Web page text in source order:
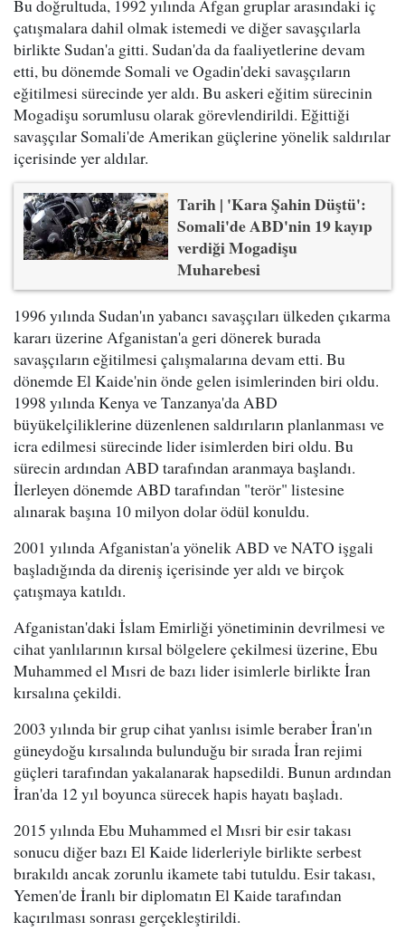
Bu doğrultuda, 1992 yılında Afgan gruplar arasındaki iç
çatışmalara dahil olmak istemedi ve diğer savaşçılarla
birlikte Sudan'a gitti. Sudan'da da faaliyetlerine devam
etti, bu dönemde Somali ve Ogadin'deki savaşçıların
eğitilmesi sürecinde yer aldı. Bu askeri eğitim sürecinin
Mogadişu sorumlusu olarak görevlendirildi. Eğittiği
savaşçılar Somali'de Amerikan güçlerine yönelik saldırılar
içerisinde yer aldılar.
Tarih | 'Kara Şahin Düştü':
Somali'de ABD'nin 19 kayıp
verdiği Mogadişu
Muharebesi
1996 yılında Sudan'ın yabancı savaşçıları ülkeden çıkarma
kararı üzerine Afganistan'a geri dönerek burada
savaşçıların eğitilmesi çalışmalarına devam etti. Bu
dönemde El Kaide'nin önde gelen isimlerinden biri oldu.
1998 yılında Kenya ve Tanzanya'da ABD
büyükelçiliklerine düzenlenen saldırıların planlanması ve
icra edilmesi sürecinde lider isimlerden biri oldu. Bu
sürecin ardından ABD tarafından aranmaya başlandı.
İlerleyen dönemde ABD tarafından "terör" listesine
alınarak başına 10 milyon dolar ödül konuldu.
2001 yılında Afganistan'a yönelik ABD ve NATO işgali
başladığında da direniş içerisinde yer aldı ve birçok
çatışmaya katıldı.
Afganistan'daki İslam Emirliği yönetiminin devrilmesi ve
cihat yanlılarının kırsal bölgelere çekilmesi üzerine, Ebu
Muhammed el Mısri de bazı lider isimlerle birlikte İran
kırsalına çekildi.
2003 yılında bir grup cihat yanlısı isimle beraber İran'ın
güneydoğu kırsalında bulunduğu bir sırada İran rejimi
güçleri tarafından yakalanarak hapsedildi. Bunun ardından
İran'da 12 yıl boyunca sürecek hapis hayatı başladı.
2015 yılında Ebu Muhammed el Mısri bir esir takası
sonucu diğer bazı El Kaide liderleriyle birlikte serbest
bırakıldı ancak zorunlu ikamete tabi tutuldu. Esir takası,
Yemen'de İranlı bir diplomatın El Kaide tarafından
kaçırılması sonrası gerçekleştirildi.